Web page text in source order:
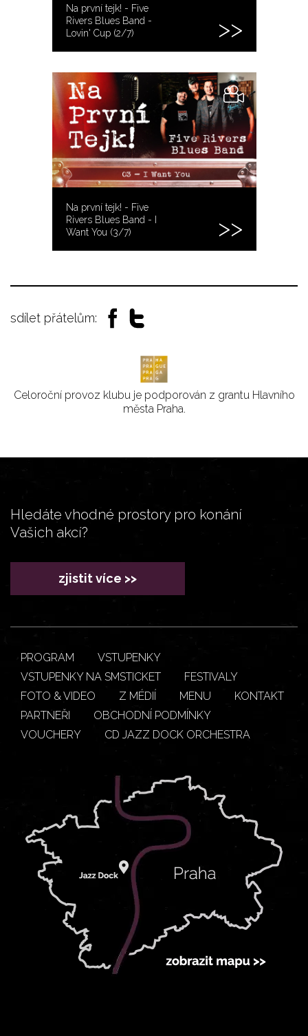
Na první tejk! - Five
Rivers Blues Band -
Lovin' Cup (2/7)
Na první tejk! - Five
Rivers Blues Band - I
Want You (3/7)
sdílet přátelům:
Celoroční provoz klubu je podporován z grantu Hlavního
města Praha.
Hledáte vhodné prostory pro konání
Vašich akcí?
zjistit více >>
PROGRAM
VSTUPENKY
VSTUPENKY NA SMSTICKET
FESTIVALY
FOTO & VIDEO
Z MÉDIÍ MENU
KONTAKT
PARTNEŘI
OBCHODNÍ PODMÍNKY
VOUCHERY
CD JAZZ DOCK ORCHESTRA